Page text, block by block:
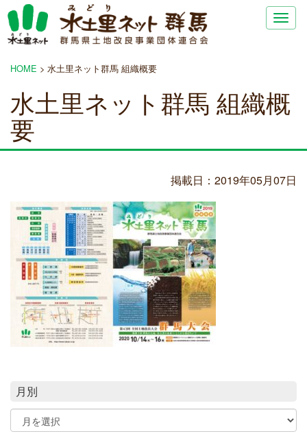
HOME > 水土里ネット群馬 組織概要
水土里ネット群馬 組織概
要
掲載日：2019年05月07日
月別